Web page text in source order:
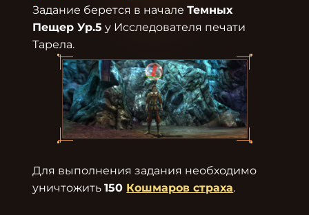
Задание берется в начале Темных
Пещер Ур.5 у Исследователя печати
Для выполнения задания необходимо
уничтожить 150 Кошмаров страха.